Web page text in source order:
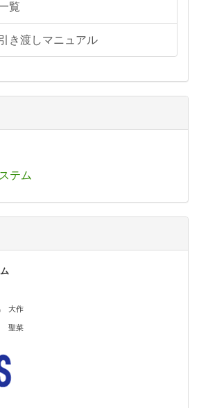
覧
き渡しマニュアル
テム
大作
聖菜